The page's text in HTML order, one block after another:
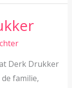
Derk Drukker
familie,